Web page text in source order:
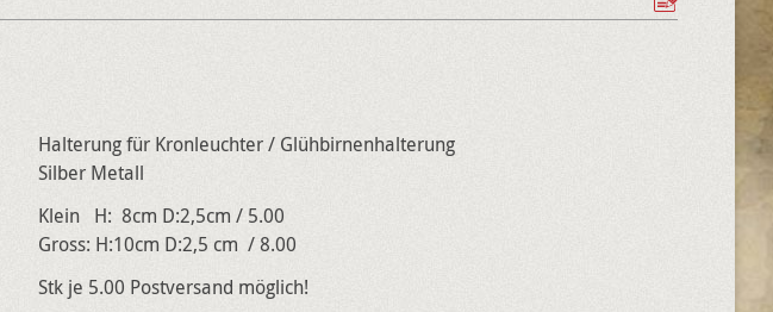
Halterung für Kronleuchter / Glühbirnenhalterung
Silber Metall
Klein H: 8cm D:2,5cm / 5.00
Gross: H:10cm D:2,5 cm / 8.00
Stk je 5.00 Postversand möglich!